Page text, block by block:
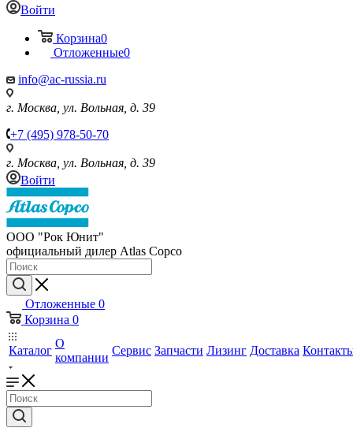
Войти
Корзина0
Отложенные0
info@ac-russia.ru
г. Москва, ул. Вольная, д. 39
+7 (495) 978-50-70
г. Москва, ул. Вольная, д. 39
Войти
ООО "Рок Юнит"
официальный дилер Atlas Copco
Отложенные 0
Корзина 0
Каталог
О
компании
Сервис Запчасти Лизинг Доставка